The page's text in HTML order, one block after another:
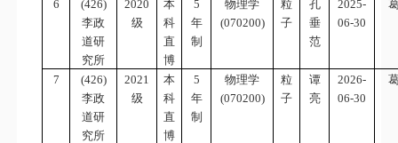
6
(426)
李政
道研
究所
2020
级
本
科
直
博
5
年
制
物理学
(070200)
粒
子
孔
垂
范
2025-
06-30
7
(426)
李政
道研
究所
2021
级
本
科
直
博
5
年
制
物理学
(070200)
粒
子
谭
亮
2026-
06-30